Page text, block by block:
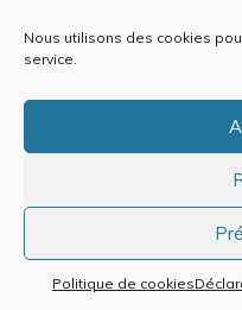
Nous utilisons des cookies
service.
Politique de cookies